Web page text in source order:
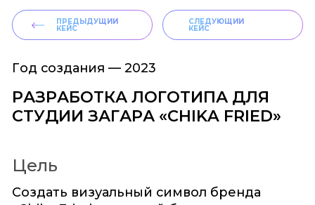
ПРЕДЫДУЩИЙ
КЕЙС
СЛЕДУЮЩИЙ
КЕЙС
Год создания — 2023
РАЗРАБОТКА ЛОГОТИПА ДЛЯ
СТУДИИ ЗАГАРА «‎CHIKA FRIED»
Цель
Создать визуальный символ бренда